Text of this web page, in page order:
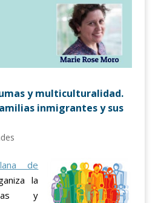
y multiculturalidad.
inmigrantes y sus
de
la
y